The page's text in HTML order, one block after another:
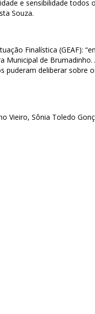
e sensibilidade
Souza.
Finalística (GEAF):
Municipal de
deliberar sobre
Sônia Toledo